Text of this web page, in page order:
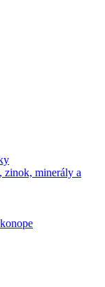
zinok, minerály a